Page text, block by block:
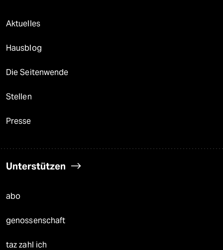
Aktuelles
Hausblog
Die Seitenwende
Stellen
Presse
Unterstützen
abo
genossenschaft
taz zahl ich